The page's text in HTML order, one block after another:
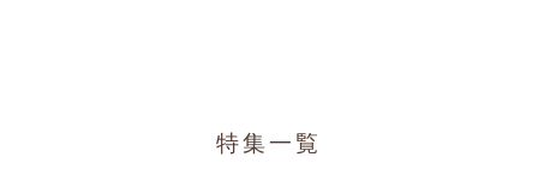
特集一覧